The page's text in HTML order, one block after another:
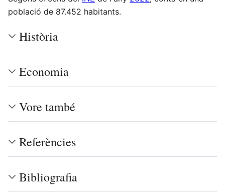
població de 87.452 habitants.
Història
Economia
Vore també
Referències
Bibliografia